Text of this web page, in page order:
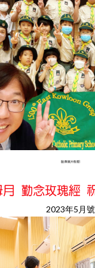
(點擊圖片觀看)
2023年5月號